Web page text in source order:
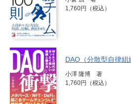
1,760円（税込）
DAO（分散型自律組
小澤 隆博 著
1,760円（税込）